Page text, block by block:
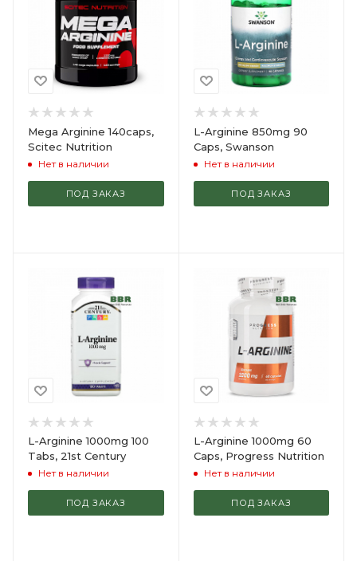
Mega Arginine 140caps,
Scitec Nutrition
Нет в наличии
ПОД ЗАКАЗ
L-Arginine 850mg 90
Caps, Swanson
Нет в наличии
ПОД ЗАКАЗ
L-Arginine 1000mg 100
Tabs, 21st Century
Нет в наличии
ПОД ЗАКАЗ
L-Arginine 1000mg 60
Caps, Progress Nutrition
Нет в наличии
ПОД ЗАКАЗ